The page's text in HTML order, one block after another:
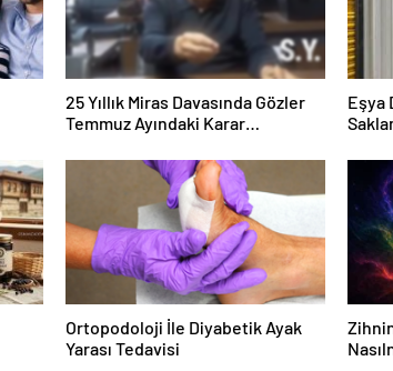
25 Yıllık Miras Davasında Gözler
Temmuz Ayındaki Karar
Eşya
Ortopodoloji İle Diyabetik Ayak
Yarası Tedavisi